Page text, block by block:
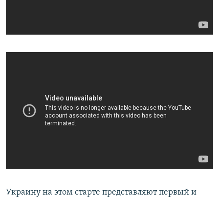
Украину на этом старте представляют первый и